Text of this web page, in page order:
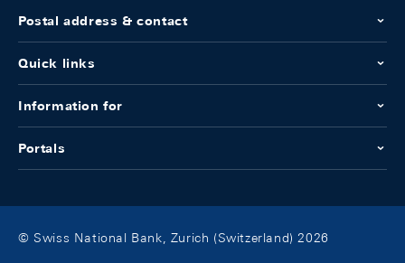
Postal address & contact
Quick links
Information for
Portals
© Swiss National Bank, Zurich (Switzerland) 2026